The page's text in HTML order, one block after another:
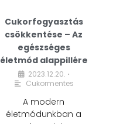
Cukorfogyasztás
csökkentése – Az
egészséges
életmód alappillére
2023.12.20. •
Cukormentes
A modern
életmódunkban a